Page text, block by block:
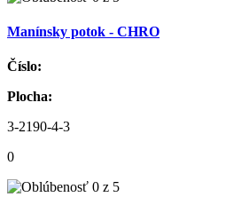
Manínsky potok - CHRO
Číslo:
Plocha:
3-2190-4-3
0